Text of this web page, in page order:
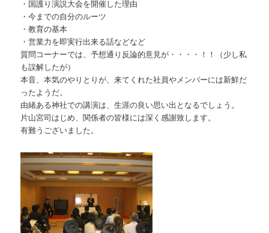
・国護り演説大会を開催した理由
・今までの自分のルーツ
・教育の基本
・営業力を即実行出来る話などなど
質問コーナーでは、予想通り反論的意見が・・・・！！（少し私
も誤解したが）
本音、本気のやりとりが、来てくれた社員やメンバーには新鮮だ
ったようだ。
由緒ある神社での講演は、生涯の良い思い出となるでしょう。
片山宮司はじめ、関係者の皆様には深く感謝致します。
有難うございました。